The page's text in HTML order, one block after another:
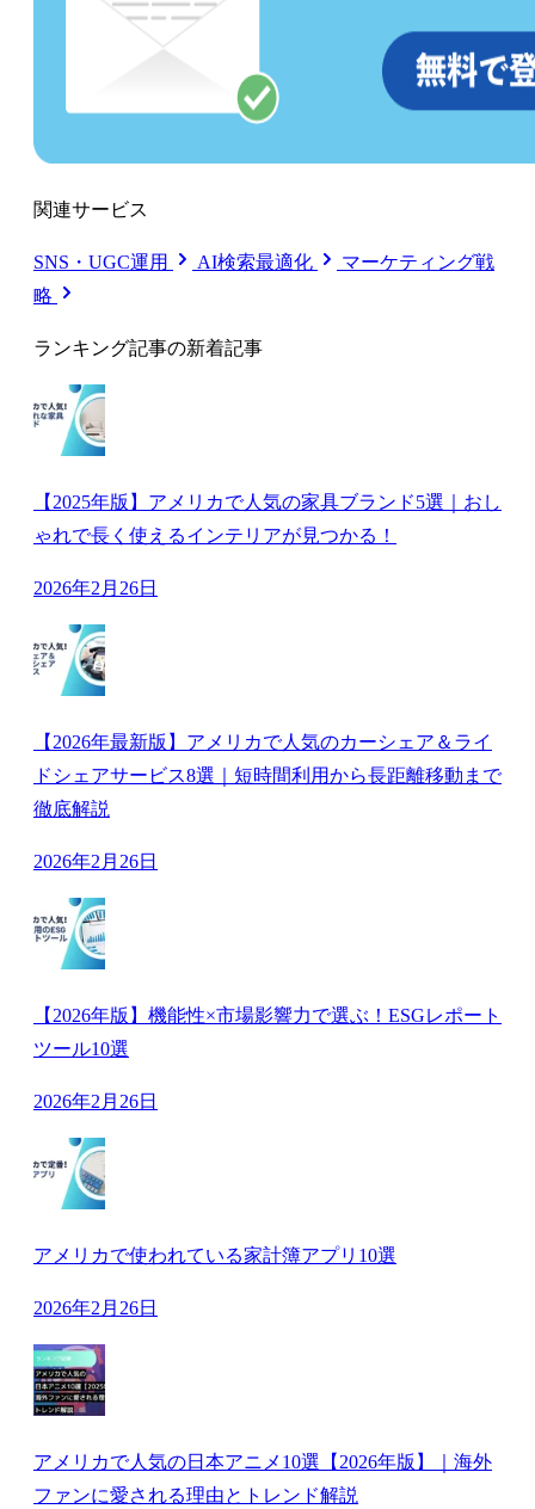
関連サービス
SNS・UGC運用 AI検索最適化
マーケティング戦
略
ランキング記事の新着記事
【2025年版】アメリカで人気の家具ブランド5選｜おし
ゃれで長く使えるインテリアが見つかる！
2026年2月26日
【2026年最新版】アメリカで人気のカーシェア＆ライ
ドシェアサービス8選｜短時間利用から長距離移動まで
徹底解説
2026年2月26日
【2026年版】機能性×市場影響力で選ぶ！ESGレポート
ツール10選
2026年2月26日
アメリカで使われている家計簿アプリ10選
2026年2月26日
アメリカで人気の日本アニメ10選【2026年版】｜海外
ファンに愛される理由とトレンド解説